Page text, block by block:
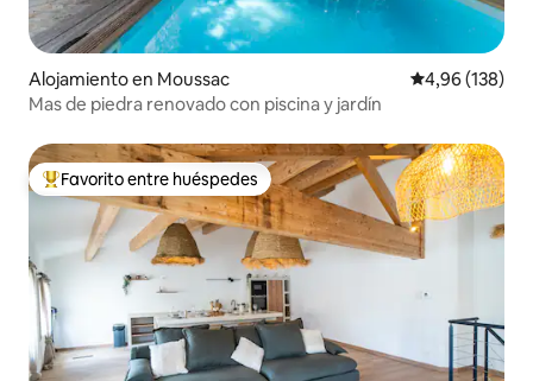
Alojamiento en Moussac Calificación
4,96 (138)
Mas de piedra renovado con piscina y jardín
Favorito entre los huéspedes más destacados
Favorito entre huéspedes